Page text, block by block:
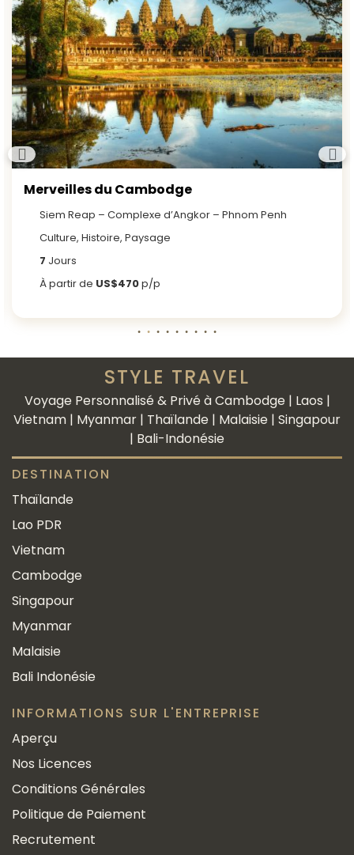
Merveilles du Cambodge
Siem Reap – Complexe d’Angkor – Phnom Penh
Culture, Histoire, Paysage
7 Jours
À partir de US$470p/p
STYLE TRAVEL
Voyage Personnalisé & Privé à Cambodge | Laos |
Vietnam | Myanmar | Thaïlande | Malaisie | Singapour
| Bali-Indonésie
DESTINATION
Thaïlande
Lao PDR
Vietnam
Cambodge
Singapour
Myanmar
Malaisie
Bali Indonésie
INFORMATIONS SUR L'ENTREPRISE
Aperçu
Nos Licences
Conditions Générales
Politique de Paiement
Recrutement